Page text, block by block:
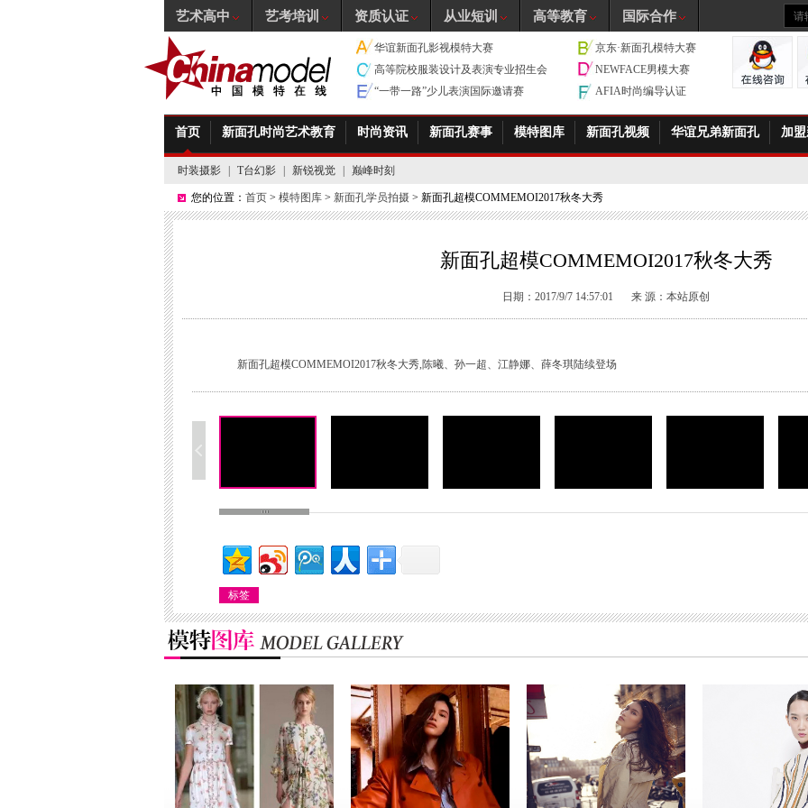
华谊新面孔影视模特大赛
京东·新面孔模特大赛
高等院校服装设计及表演专业招生会
NEWFACE男模大赛
“一带一路”少儿表演国际邀请赛
AFIA时尚编导认证
首页 新面孔时尚艺术教育 时尚资讯 新面孔赛事 模特图库 新面孔视频 华谊兄弟新面孔 加
时装摄影 T台幻影 新锐视觉 巅峰时刻
您的位置： 首页 > 模特图库 > 新面孔学员拍摄 > 新面孔超模COMMEMOI2017秋冬大秀
新面孔超模COMMEMOI2017秋冬大秀
日期：2017/9/7 14:57:01 来 源：本站原创
艺术高中 艺考培训 资质认证 从业短训 高等教育 国际合作